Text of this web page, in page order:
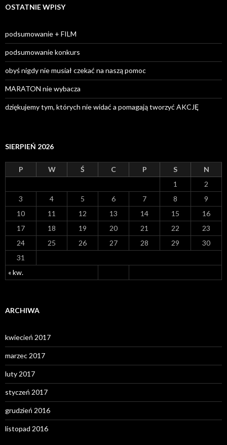
OSTATNIE WPISY
podsumowanie + FILM
podsumowanie konkurs
obyś nigdy nie musiał czekać na naszą pomoc
MARATON nie wybacza
dziękujemy tym, których nie widać a pomagają tworzyć AKCJĘ
SIERPIEŃ 2026
P W Ś C P S N
« kw.
1
2
3
4 5 6 7 8
9
10
11 12 13 14 15
16
17
18 19 20 21 22
23
24
25 26 27 28 29
30
31
ARCHIWA
kwiecień 2017
marzec 2017
luty 2017
styczeń 2017
grudzień 2016
listopad 2016